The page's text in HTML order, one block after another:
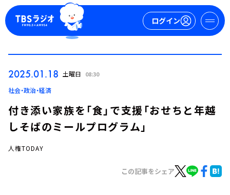
ログイン
2025.01.18 土曜日 08:30
社会・政治・経済
付き添い家族を「食」で支援「おせちと年越
しそばのミールプログラム」
人権TODAY
この記事をシェア